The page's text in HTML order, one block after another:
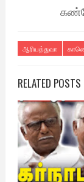
ஆரியத்துவா
RELATED POSTS